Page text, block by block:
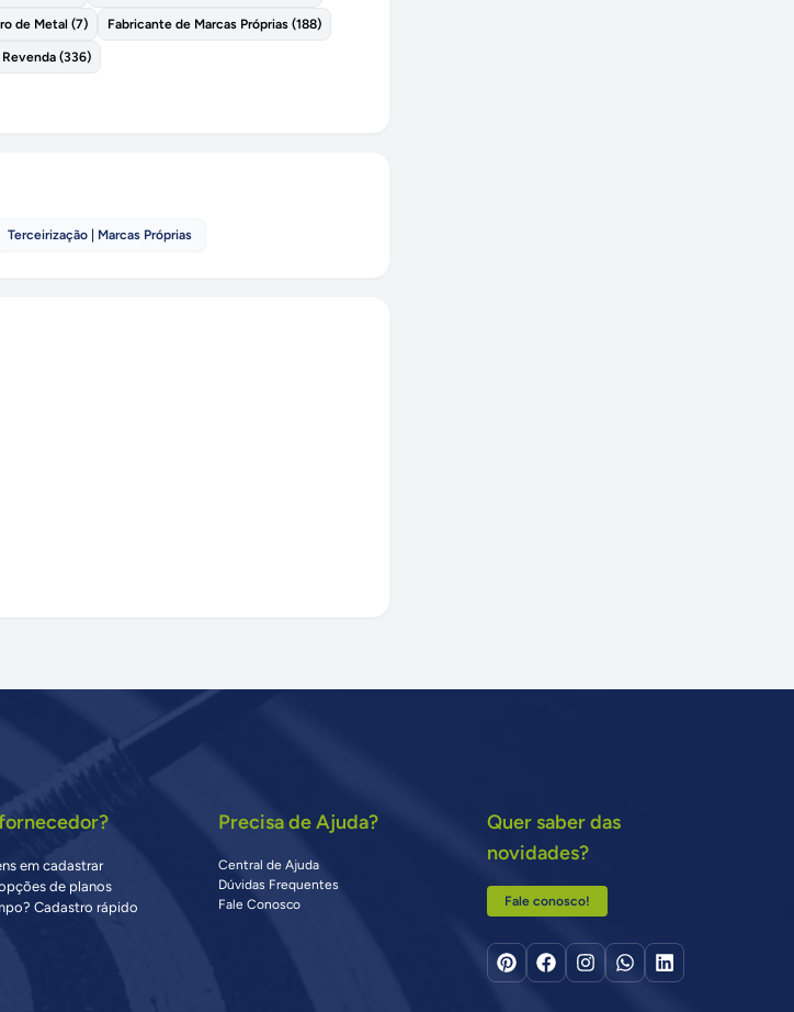
de Metal (7) Fabricante de Marcas Próprias (188)
(336)
Terceirização | Marcas Próprias
em cadastrar
de planos
Cadastro rápido
Precisa de Ajuda?
Central de Ajuda
Dúvidas Frequentes
Fale Conosco
Quer saber das
novidades?
Fale conosco!